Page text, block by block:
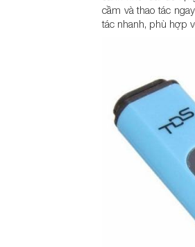
cầm và thao tác
tác nhanh, phù hợp